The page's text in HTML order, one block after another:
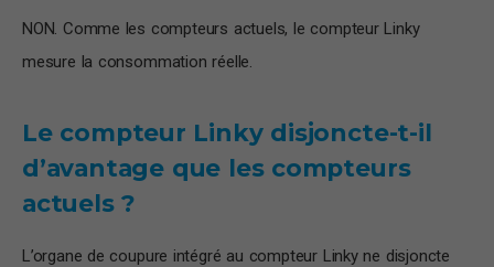
NON. Comme les compteurs actuels, le compteur Linky
mesure la consommation réelle.
Le compteur Linky disjoncte-t-il
d’avantage que les compteurs
actuels ?
L’organe de coupure intégré au compteur Linky ne disjoncte